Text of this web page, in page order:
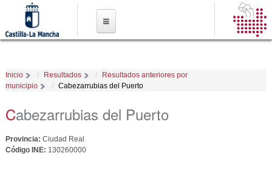
contenido
Inicio Resultados
Resultados anteriores por
municipio
Cabezarrubias del Puerto
Cabezarrubias del Puerto
Provincia: Ciudad Real
Código INE: 130260000